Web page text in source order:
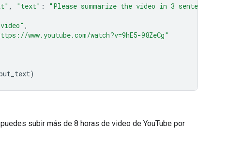
, "text" : "Please summarize the video in 3 sentences."
,
www.youtube.com/watch?v=9hE5-98ZeCg"
)
subir más de 8 horas de video de YouTube por